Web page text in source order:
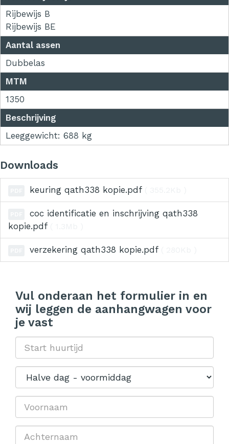
Rijbewijs B
Rijbewijs BE
Aantal assen
Dubbelas
MTM
1350
Beschrijving
Leeggewicht: 688 kg
Downloads
keuring qath338 kopie.pdf
coc identificatie en inschrijving qath338
kopie.pdf
verzekering qath338 kopie.pdf
Vul onderaan het formulier in en
wij leggen de aanhangwagen voor
je vast